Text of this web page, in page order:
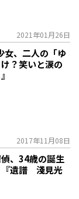
2021年01月26日
女、二人の「ゆ
？笑いと涙の
2017年11月08日
偵、34歳の誕生
『遺譜 淺見光